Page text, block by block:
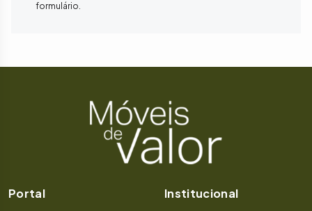
formulário.
Portal Institucional